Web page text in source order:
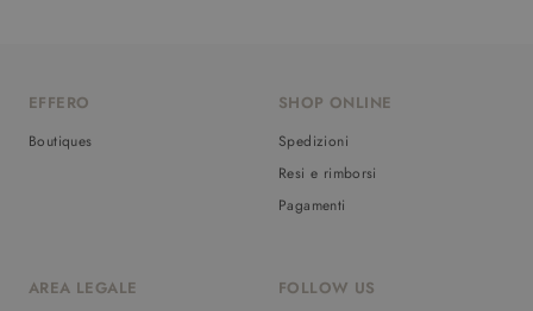
EFFERO
Boutiques
SHOP ONLINE
Spedizioni
Resi e rimborsi
Pagamenti
AREA LEGALE FOLLOW US